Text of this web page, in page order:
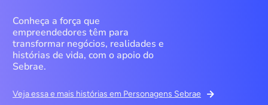
Conheça a força que
empreendedores têm para
transformar negócios, realidades e
histórias de vida, com o apoio do
Sebrae.
Veja essa e mais histórias em Personagens Sebrae